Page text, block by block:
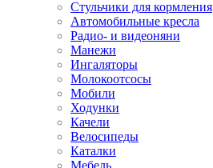
Стульчики для кормления
Автомобильные кресла
Радио- и видеоняни
Манежи
Ингаляторы
Молокоотсосы
Мобили
Ходунки
Качели
Велосипеды
Каталки
Мебель